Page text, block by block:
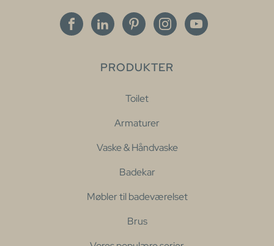
PRODUKTER
Toilet
Armaturer
Vaske & Håndvaske
Badekar
Møbler til badeværelset
Brus